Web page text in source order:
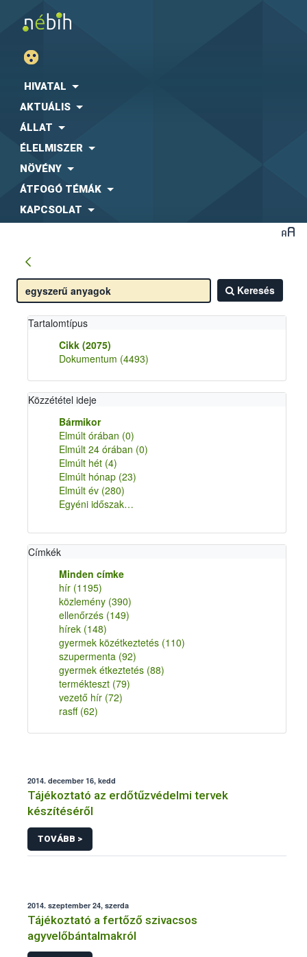
HIVATAL
AKTUÁLIS
ÁLLAT
ÉLELMISZER
NÖVÉNY
ÁTFOGÓ TÉMÁK
KAPCSOLAT
Keresés
Tartalomtípus
Cikk (2075)
Dokumentum (4493)
Közzététel ideje
Bármikor
Elmúlt órában (0)
Elmúlt 24 órában (0)
Elmúlt hét (4)
Elmúlt hónap (23)
Elmúlt év (280)
Egyéni időszak…
Címkék
Minden címke
hír (1195)
közlemény (390)
ellenőrzés (149)
hírek (148)
gyermek közétkeztetés (110)
szupermenta (92)
gyermek étkeztetés (88)
termékteszt (79)
vezető hír (72)
rasff (62)
2014. december 16, kedd
Tájékoztató az erdőtűzvédelmi tervek
készítéséről
TOVÁBB >
2014. szeptember 24, szerda
Tájékoztató a fertőző szivacsos
agyvelőbántalmakról